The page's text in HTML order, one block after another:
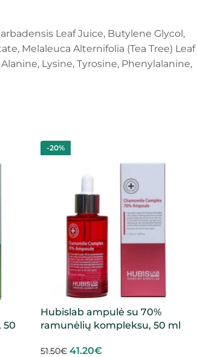
Leaf Juice, Butylene Glycol,
Melaleuca Alternifolia (Tea Tree) Leaf
Lysine, Tyrosine, Phenylalanine,
50
-20%
Hubislab ampulė su 70%
ramunėlių kompleksu, 50 ml
51.50€ 41.20€